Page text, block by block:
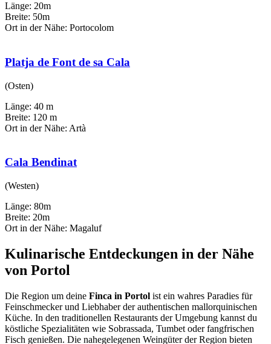
Länge: 20m
Breite: 50m
Ort in der Nähe: Portocolom
Platja de Font de sa Cala
(Osten)
Länge: 40 m
Breite: 120 m
Ort in der Nähe: Artà
Cala Bendinat
(Westen)
Länge: 80m
Breite: 20m
Ort in der Nähe: Magaluf
Kulinarische Entdeckungen in der Nähe
von Portol
Die Region um deine Finca in Portol ist ein wahres Paradies für
Feinschmecker und Liebhaber der authentischen mallorquinischen
Küche. In den traditionellen Restaurants der Umgebung kannst du
köstliche Spezialitäten wie Sobrassada, Tumbet oder fangfrischen
Fisch genießen. Die nahegelegenen Weingüter der Region bieten